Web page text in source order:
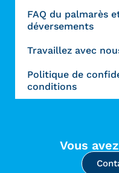
FAQ du palmarès
déversements
Travaillez avec
Politique de
conditions
Vous